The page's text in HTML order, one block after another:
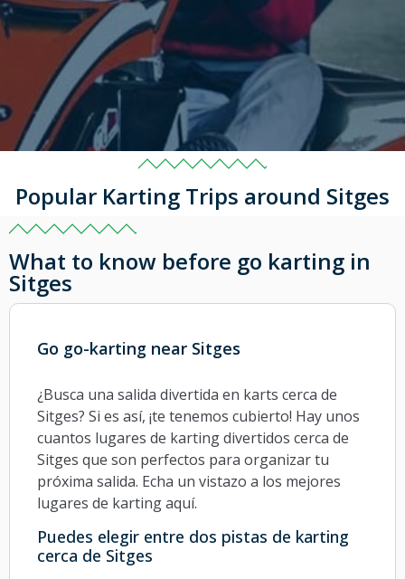
Popular Karting Trips around Sitges
What to know before go karting in
Sitges
Go go-karting near Sitges
¿Busca una salida divertida en karts cerca de
Sitges? Si es así, ¡te tenemos cubierto! Hay unos
cuantos lugares de karting divertidos cerca de
Sitges que son perfectos para organizar tu
próxima salida. Echa un vistazo a los mejores
lugares de karting aquí.
Puedes elegir entre dos pistas de karting
cerca de Sitges